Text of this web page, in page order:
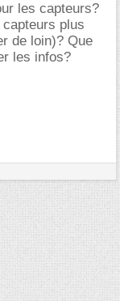
les capteurs?
plus
de loin)? Que
les infos?